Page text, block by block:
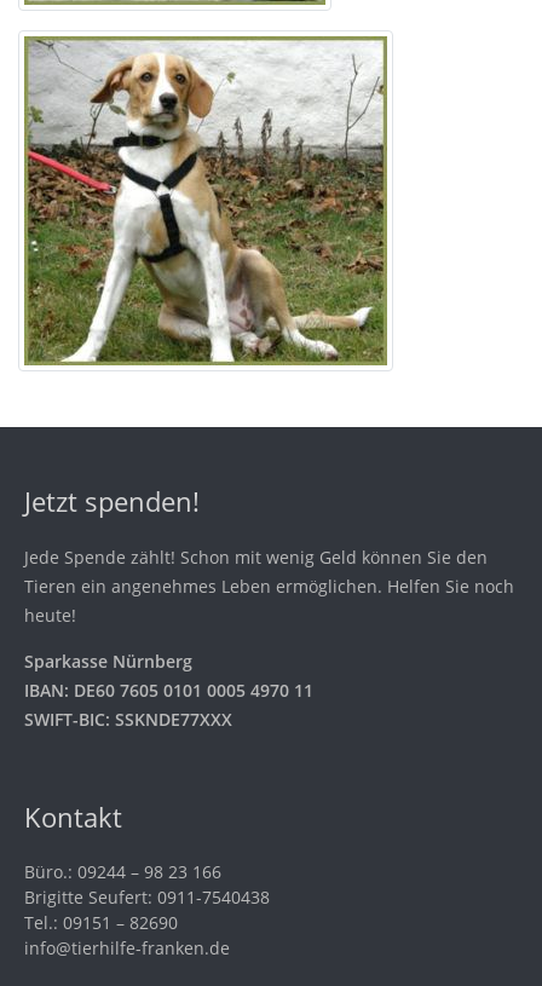
Jetzt spenden!
Jede Spende zählt! Schon mit wenig Geld können Sie den
Tieren ein angenehmes Leben ermöglichen. Helfen Sie noch
heute!
Sparkasse Nürnberg
IBAN: DE60 7605 0101 0005 4970 11
SWIFT-BIC: SSKNDE77XXX
Kontakt
Büro.: 09244 – 98 23 166
Brigitte Seufert: 0911-7540438
Tel.: 09151 – 82690
info@tierhilfe-franken.de